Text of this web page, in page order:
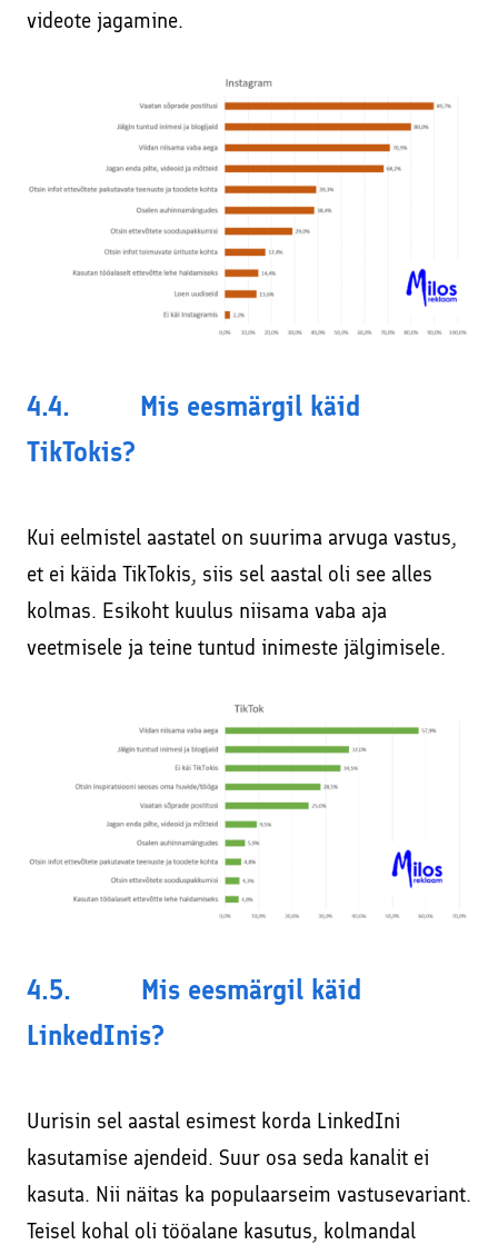
videote jagamine.
4.4. Mis eesmärgil käid
TikTokis?
Kui eelmistel aastatel on suurima arvuga vastus,
et ei käida TikTokis, siis sel aastal oli see alles
kolmas. Esikoht kuulus niisama vaba aja
veetmisele ja teine tuntud inimeste jälgimisele.
4.5. Mis eesmärgil käid
LinkedInis?
Uurisin sel aastal esimest korda LinkedIni
kasutamise ajendeid. Suur osa seda kanalit ei
kasuta. Nii näitas ka populaarseim vastusevariant.
Teisel kohal oli tööalane kasutus, kolmandal